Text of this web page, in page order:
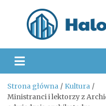
Strona główna
Kultura
Ministranci i lektorzy z